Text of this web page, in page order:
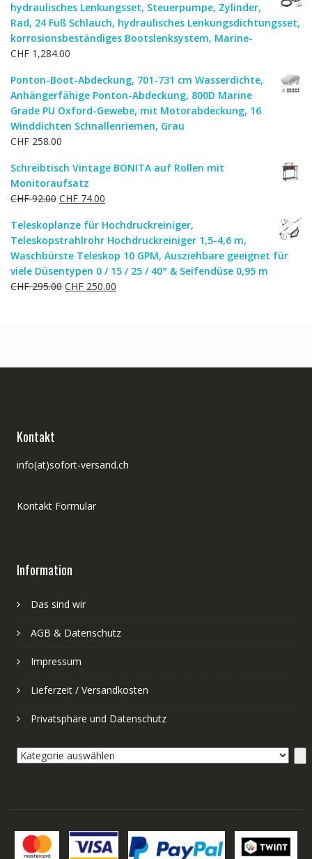
hydraulisches Lenkungsset, Steuerpumpe, Zylinder,
Rad, 24 Fuß Schlauch, hydraulisches Lenkungsdichtungsset,
korrosionsbeständiges Bootslenksystem, Marine-
CHF 1,284.00
Ponton-Boot-Abdeckung, 701-731 cm Wasserdichte,
Anhängerfähige Ponton-Abdeckung, 800D Marine
Grade PU Oxford-Gewebe, mit Motorabdeckung, 16
Winddichten Schnallenriemen, Grau
CHF 258.00
Schreibtisch Vintage BONITA auf Rollen mit
Monitoraufsatz
CHF92.00 Ursprünglicher
war:
CHF 92.00
CHF 74.00
ist:
CHF 74.00.
Teleskoplanze für Hochdruckreiniger,
Teleskopstrahlrohr Hochdruckreiniger 1,5-4,6 m,
Waschbürste Teleskop 10 GPM, Ausziehbare geeignet für
viele Düsentypen 0 / 15 / 25 / 40° & Seifendüse 0,95 m
CHF295.00 Ursprünglicher
CHF 250.00
Kontakt
info(at)sofort-versand.ch
Kontakt Formular
Information
Das sind wir
AGB & Datenschutz
Impressum
Lieferzeit / Versandkosten
Privatsphäre und Datenschutz
Kategorie